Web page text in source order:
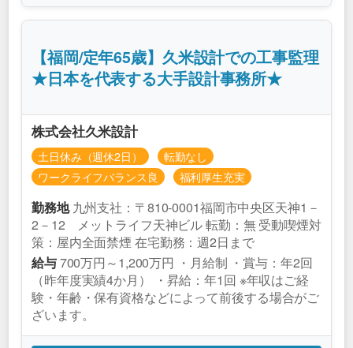
【福岡/定年65歳】久米設計での工事監理
★日本を代表する大手設計事務所★
株式会社久米設計
土日休み（週休2日）
転勤なし
ワークライフバランス良
福利厚生充実
勤務地九州支社：〒810-0001福岡市中央区天神1－
2－12 メットライフ天神ビル 転勤：無 受動喫煙対
策：屋内全面禁煙 在宅勤務：週2日まで
給与700万円～1,200万円 ・月給制 ・賞与：年2回
（昨年度実績4か月） ・昇給：年1回 ※年収はご経
験・年齢・保有資格などによって前後する場合がご
ざいます。